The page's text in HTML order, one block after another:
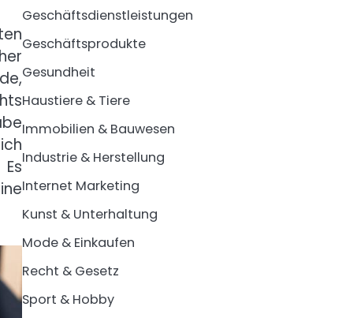
Geschäftsdienstleistungen
Geschäftsprodukte
Gesundheit
Haustiere & Tiere
Immobilien & Bauwesen
Industrie & Herstellung
Internet Marketing
Kunst & Unterhaltung
Mode & Einkaufen
Recht & Gesetz
Sport & Hobby